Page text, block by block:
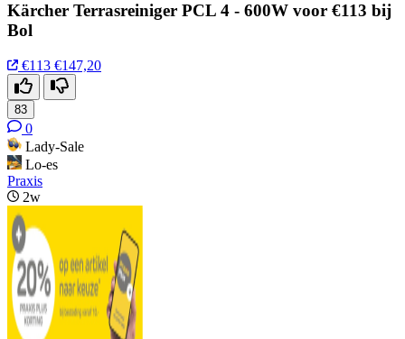
Kärcher Terrasreiniger PCL 4 - 600W voor €113 bij
Bol
€113 €147,20
83
0
Lady-Sale
Lo-es
Praxis
2w